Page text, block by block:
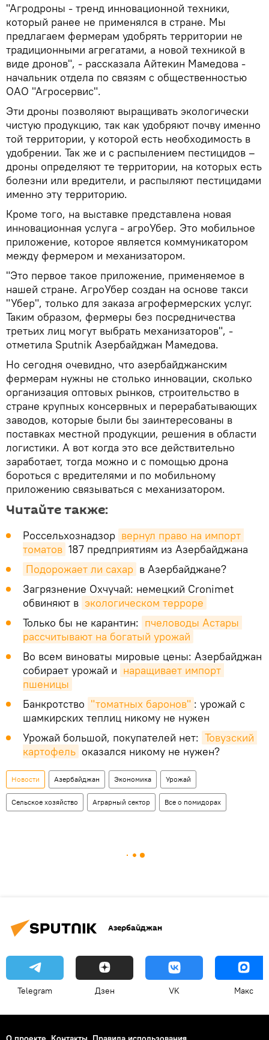
"Агродроны - тренд инновационной техники,
который ранее не применялся в стране. Мы
предлагаем фермерам удобрять территории не
традиционными агрегатами, а новой техникой в
виде дронов", - рассказала Айтекин Мамедова -
начальник отдела по связям с общественностью
ОАО "Агросервис".
Эти дроны позволяют выращивать экологически
чистую продукцию, так как удобряют почву именно
той территории, у которой есть необходимость в
удобрении. Так же и с распылением пестицидов –
дроны определяют те территории, на которых есть
болезни или вредители, и распыляют пестицидами
именно эту территорию.
Кроме того, на выставке представлена новая
инновационная услуга - агроУбер. Это мобильное
приложение, которое является коммуникатором
между фермером и механизатором.
"Это первое такое приложение, применяемое в
нашей стране. АгроУбер создан на основе такси
"Убер", только для заказа агрофермерских услуг.
Таким образом, фермеры без посредничества
третьих лиц могут выбрать механизаторов", -
отметила Sputnik Азербайджан Мамедова.
Но сегодня очевидно, что азербайджанским
фермерам нужны не столько инновации, сколько
организация оптовых рынков, строительство в
стране крупных консервных и перерабатывающих
заводов, которые были бы заинтересованы в
поставках местной продукции, решения в области
логистики. А вот когда это все действительно
заработает, тогда можно и с помощью дрона
бороться с вредителями и по мобильному
приложению связываться с механизатором.
Читайте также:
Россельхознадзор вернул право на импорт
томатов 187 предприятиям из Азербайджана
Подорожает ли сахар в Азербайджане?
Загрязнение Охчучай: немецкий Cronimet
обвиняют в экологическом терроре
Только бы не карантин: пчеловоды Астары
рассчитывают на богатый урожай
Во всем виноваты мировые цены: Азербайджан
собирает урожай и наращивает импорт
пшеницы
Банкротство "томатных баронов" : урожай с
шамкирских теплиц никому не нужен
Урожай большой, покупателей нет: Товузский
картофель оказался никому не нужен?
Новости Азербайджан Экономика Урожай
Сельское хозяйство Аграрный сектор Все о помидорах
Азербайджан
Telegram Дзен VK Макс